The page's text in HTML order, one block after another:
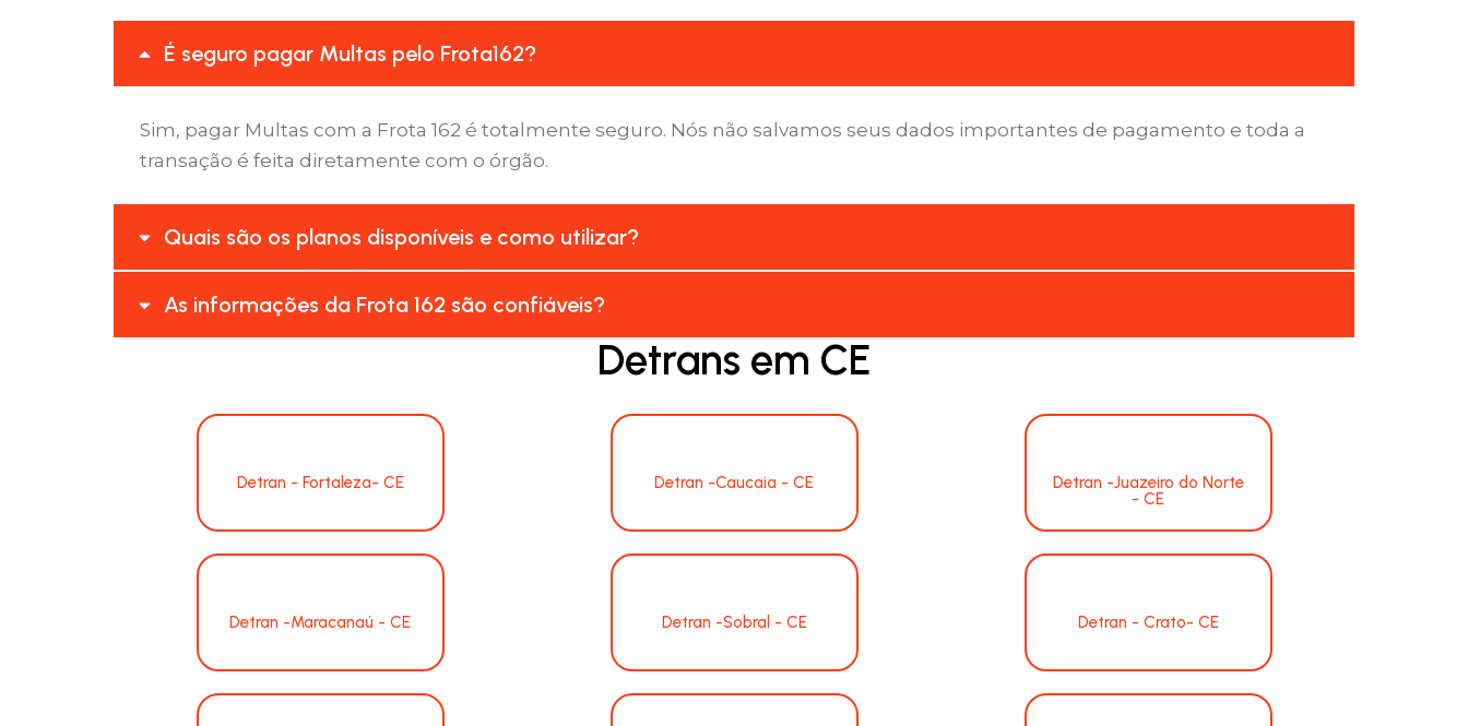
É seguro pagar Multas pelo Frota162?
Sim, pagar Multas com a Frota 162 é totalmente seguro. Nós não salvamos seus dados importantes de pagamento e toda a
transação é feita diretamente com o órgão.
Quais são os planos disponíveis e como utilizar?
As informações da Frota 162 são confiáveis?
Detrans em CE
Detran - Fortaleza- CE Detran -Caucaia - CE
Detran -Juazeiro do Norte
- CE
Detran -Maracanaú - CE Detran -Sobral - CE Detran - Crato- CE